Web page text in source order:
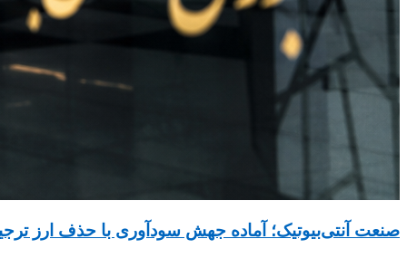
صنعت آنتی‌بیوتیک؛ آماده جهش سودآوری با حذف ارز